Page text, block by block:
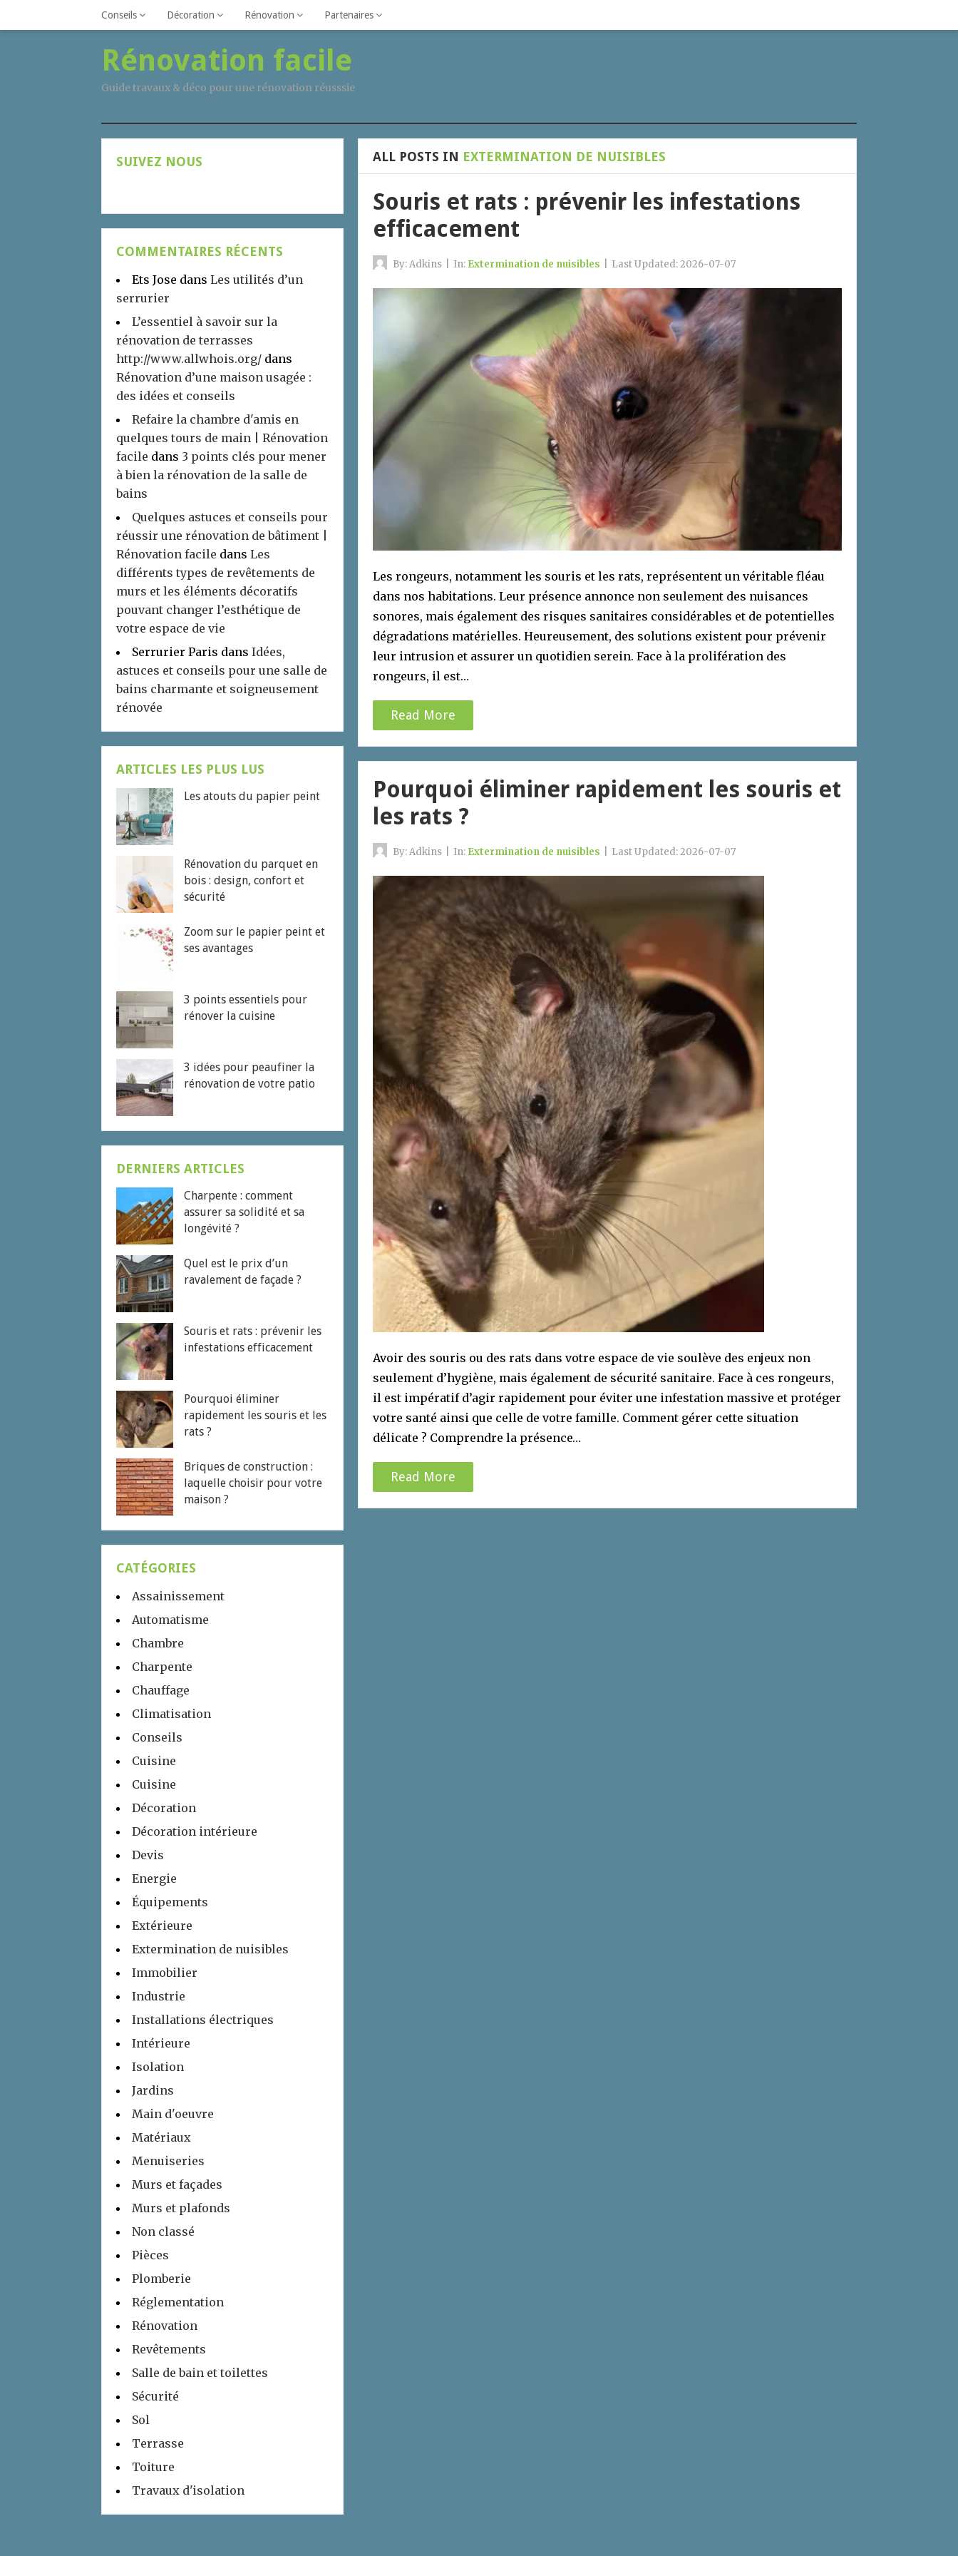
Conseils Décoration Rénovation Partenaires
Rénovation facile
Guide travaux & déco pour une rénovation réusssie
ALL POSTS IN EXTERMINATION DE NUISIBLES
Souris et rats : prévenir les infestations
efficacement
By:Adkins In: Extermination de nuisibles Last Updated:2026-07-07
Les rongeurs, notamment les souris et les rats, représentent un véritable fléau
dans nos habitations. Leur présence annonce non seulement des nuisances
sonores, mais également des risques sanitaires considérables et de potentielles
dégradations matérielles. Heureusement, des solutions existent pour prévenir
leur intrusion et assurer un quotidien serein. Face à la prolifération des
rongeurs, il est…
Read More
Pourquoi éliminer rapidement les souris et
les rats ?
By:Adkins In: Extermination de nuisibles Last Updated:2026-07-07
Avoir des souris ou des rats dans votre espace de vie soulève des enjeux non
seulement d’hygiène, mais également de sécurité sanitaire. Face à ces rongeurs,
il est impératif d’agir rapidement pour éviter une infestation massive et protéger
votre santé ainsi que celle de votre famille. Comment gérer cette situation
délicate ? Comprendre la présence…
Read More
SUIVEZ NOUS
COMMENTAIRES RÉCENTS
Ets Jose dans Les utilités d’un
serrurier
L’essentiel à savoir sur la
rénovation de terrasses
http://www.allwhois.org/ dans
Rénovation d’une maison usagée :
des idées et conseils
Refaire la chambre d'amis en
quelques tours de main | Rénovation
facile dans 3 points clés pour mener
à bien la rénovation de la salle de
bains
Quelques astuces et conseils pour
réussir une rénovation de bâtiment |
Rénovation facile dans Les
différents types de revêtements de
murs et les éléments décoratifs
pouvant changer l’esthétique de
votre espace de vie
Serrurier Paris dans Idées,
astuces et conseils pour une salle de
bains charmante et soigneusement
rénovée
ARTICLES LES PLUS LUS
Les atouts du papier peint
Rénovation du parquet en
bois : design, confort et
sécurité
Zoom sur le papier peint et
ses avantages
3 points essentiels pour
rénover la cuisine
3 idées pour peaufiner la
rénovation de votre patio
DERNIERS ARTICLES
Charpente : comment
assurer sa solidité et sa
longévité ?
Quel est le prix d’un
ravalement de façade ?
Souris et rats : prévenir les
infestations efficacement
Pourquoi éliminer
rapidement les souris et les
rats ?
Briques de construction :
laquelle choisir pour votre
maison ?
CATÉGORIES
Assainissement
Automatisme
Chambre
Charpente
Chauffage
Climatisation
Conseils
Cuisine
Cuisine
Décoration
Décoration intérieure
Devis
Energie
Équipements
Extérieure
Extermination de nuisibles
Immobilier
Industrie
Installations électriques
Intérieure
Isolation
Jardins
Main d'oeuvre
Matériaux
Menuiseries
Murs et façades
Murs et plafonds
Non classé
Pièces
Plomberie
Réglementation
Rénovation
Revêtements
Salle de bain et toilettes
Sécurité
Sol
Terrasse
Toiture
Travaux d'isolation